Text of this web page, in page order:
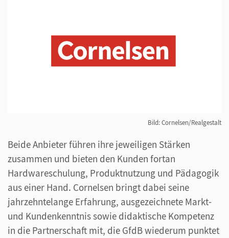
Bild: Cornelsen/Realgestalt
Beide Anbieter führen ihre jeweiligen Stärken
zusammen und bieten den Kunden fortan
Hardwareschulung, Produktnutzung und Pädagogik
aus einer Hand. Cornelsen bringt dabei seine
jahrzehntelange Erfahrung, ausgezeichnete Markt-
und Kundenkenntnis sowie didaktische Kompetenz
in die Partnerschaft mit, die GfdB wiederum punktet